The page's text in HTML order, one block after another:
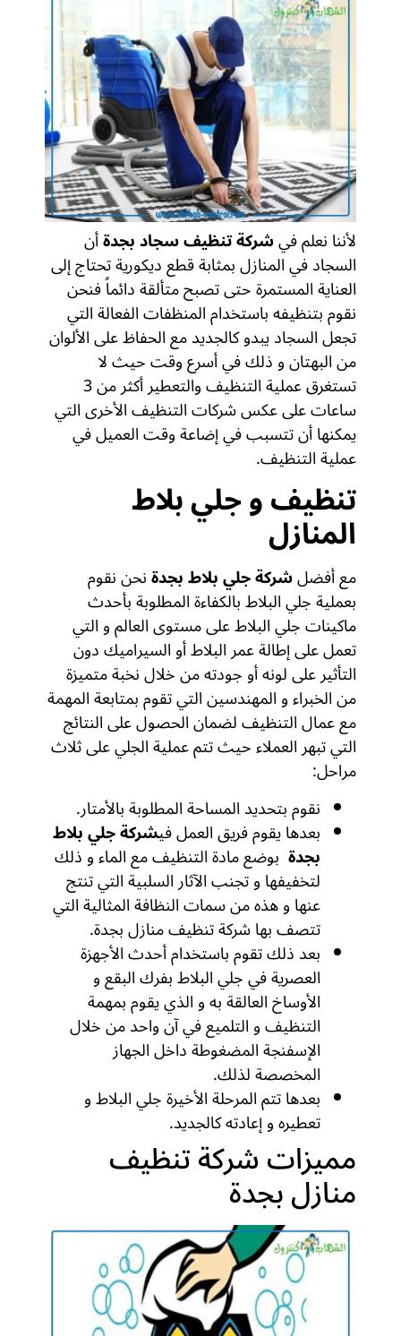
لأننا نعلم فيشركة تنظيف سجاد بجدةأن
السجاد في المنازل بمثابة قطع ديكورية تحتاج إلى
العناية المستمرة حتى تصبح متألقة دائماً فنحن
نقوم بتنظيفه باستخدام المنظفات الفعالة التي
تجعل السجاد يبدو كالجديد مع الحفاظ على الألوان
من البهتان و ذلك في أسرع وقت حيث لا
تستغرق عملية التنظيف والتعطير أكثر من 3
ساعات على عكس شركات التنظيف الأخرى التي
يمكنها أن تتسبب في إضاعة وقت العميل في
عملية التنظيف.
تنظيف و جلي بلاط
المنازل
مع أفضلشركة جلي بلاط بجدةنحن نقوم
بعملية جلي البلاط بالكفاءة المطلوبة بأحدث
ماكينات جلي البلاط على مستوى العالم و التي
تعمل على إطالة عمر البلاط أو السيراميك دون
التأثير على لونه أو جودته من خلال نخبة متميزة
من الخبراء و المهندسين التي تقوم بمتابعة المهمة
مع عمال التنظيف لضمان الحصول على النتائج
التي تبهر العملاء حيث تتم عملية الجلي على ثلاث
مراحل:
نقوم بتحديد المساحة المطلوبة بالأمتار.
بعدها يقوم فريق العمل فيشركة جلي بلاط
بجدة بوضع مادة التنظيف مع الماء و ذلك
لتخفيفها و تجنب الآثار السلبية التي تنتج
عنها و هذه من سمات النظافة المثالية التي
تتصف بها شركة تنظيف منازل بجدة.
بعد ذلك تقوم باستخدام أحدث الأجهزة
العصرية في جلي البلاط بفرك البقع و
الأوساخ العالقة به و الذي يقوم بمهمة
التنظيف و التلميع في آن واحد من خلال
الإسفنجة المضغوطة داخل الجهاز
المخصصة لذلك.
بعدها تتم المرحلة الأخيرة جلي البلاط و
تعطيره و إعادته كالجديد.
مميزات شركة تنظيف
منازل بجدة